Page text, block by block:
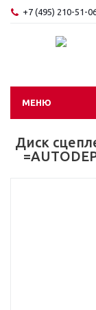
+7 (495) 210-51-
МЕНЮ
Диск